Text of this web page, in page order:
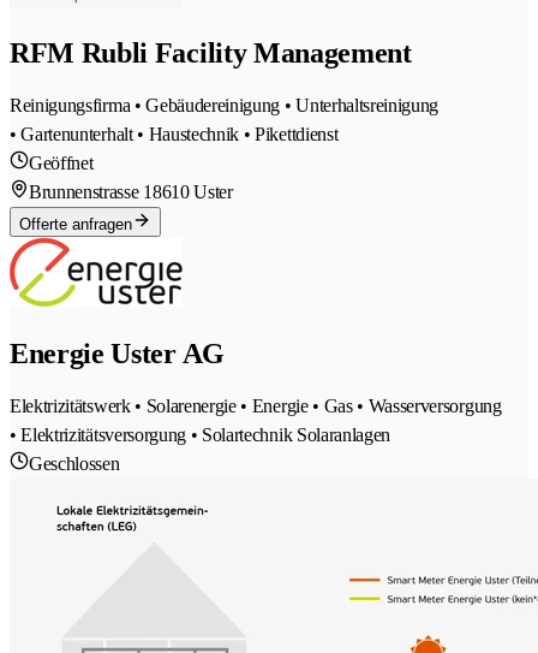
RFM Rubli Facility Management
Reinigungsfirma • Gebäudereinigung • Unterhaltsreinigung
• Gartenunterhalt • Haustechnik • Pikettdienst
Geöffnet
Brunnenstrasse 18610 Uster
Offerte anfragen
Energie Uster AG
Elektrizitätswerk • Solarenergie • Energie • Gas • Wasserversorgung
• Elektrizitätsversorgung • Solartechnik Solaranlagen
Geschlossen